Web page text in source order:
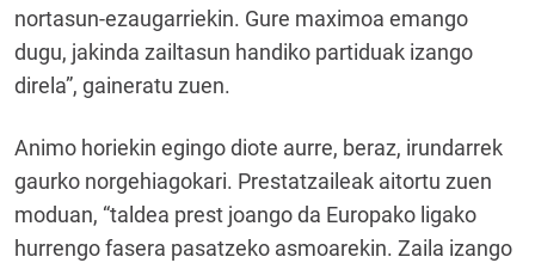
nortasun-ezaugarriekin. Gure maximoa emango
dugu, jakinda zailtasun handiko partiduak izango
direla”, gaineratu zuen.
Animo horiekin egingo diote aurre, beraz, irundarrek
gaurko norgehiagokari. Prestatzaileak aitortu zuen
moduan, “taldea prest joango da Europako ligako
hurrengo fasera pasatzeko asmoarekin. Zaila izango